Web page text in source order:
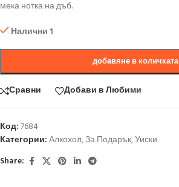
мека нотка на дъб.
Налични 1
добавяне в количката
Сравни Добави в Любими
Код:7684
Категории:Алкохол,За Подарък,Уиски
Share: